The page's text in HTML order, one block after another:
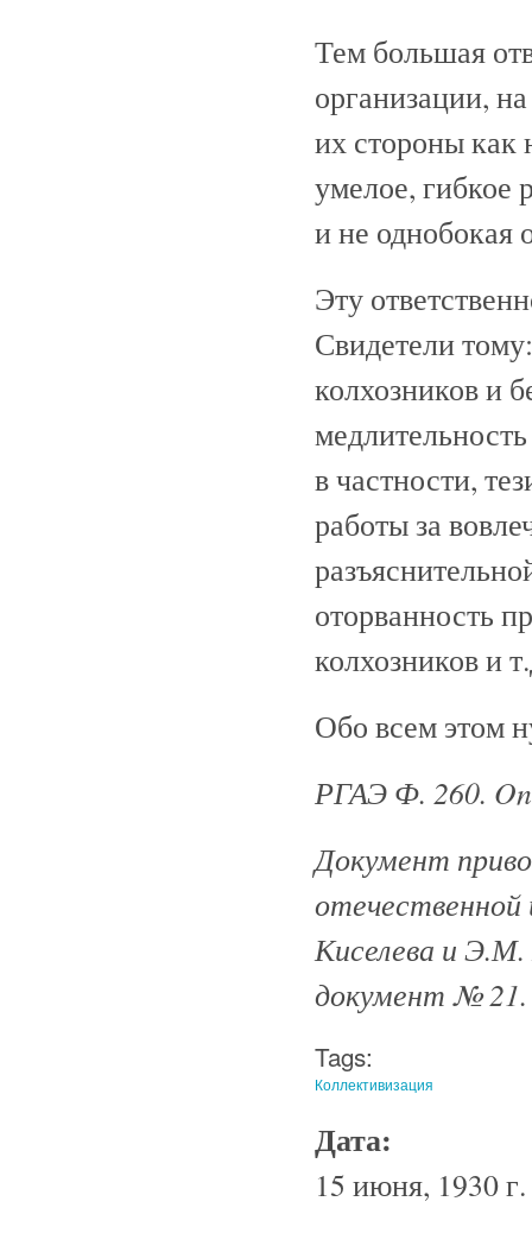
Тем большая
организации,
их стороны как
умелое, гибкое
и не однобокая
Эту
Свидетели
колхозников и
в частности,
работы за
оторванность
колхозников и
Обо всем этом
РГАЭ Ф. 260.
Документ
Киселева и
документ № 21.
Tags:
Коллективизация
Дата:
15 июня, 1930 г.